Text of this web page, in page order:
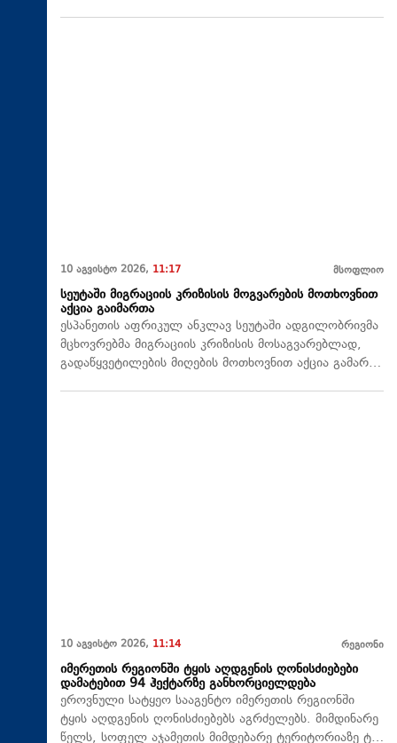
10 აგვისტო 2026, 11:17 მსოფლიო
სეუტაში მიგრაციის კრიზისის მოგვარების მოთხოვნით
აქცია გაიმართა
ესპანეთის აფრიკულ ანკლავ სეუტაში ადგილობრივმა
მცხოვრებმა მიგრაციის კრიზისის მოსაგვარებლად,
გადაწყვეტილების მიღების მოთხოვნით აქცია გამარ…
10 აგვისტო 2026, 11:14 რეგიონი
იმერეთის რეგიონში ტყის აღდგენის ღონისძიებები
დამატებით 94 ჰექტარზე განხორციელდება
ეროვნული სატყეო სააგენტო იმერეთის რეგიონში
ტყის აღდგენის ღონისძიებებს აგრძელებს. მიმდინარე
წელს, სოფელ აჯამეთის მიმდებარე ტერიტორიაზე ტ…